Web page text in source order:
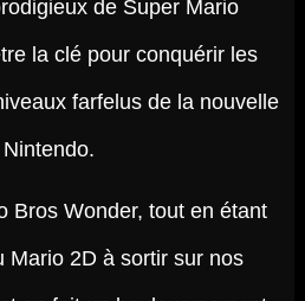
de Super Mario
la clé pour conquérir les
farfelus de la nouvelle
Bros Wonder, tout en étant
Mario 2D à sortir sur nos